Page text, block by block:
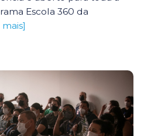
Escola 360 da
mais]